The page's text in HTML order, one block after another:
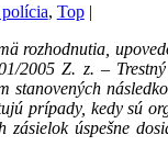
, Top|
rozhodnutia,
2005 Z. z. –
stanovených
prípady, kedy sú
zásielok úspešne